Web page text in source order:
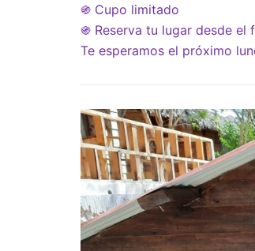
֍ Cupo limitado
֍ Reserva tu lugar desde el
Te esperamos el próximo